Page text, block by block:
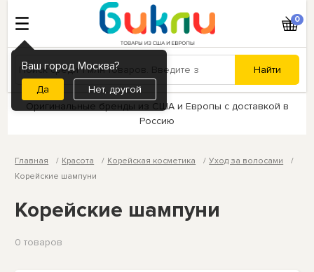
Ваш город Москва?
Нет, другой
0
Оригинальные бренды из США и Европы с доставкой в
Россию
Главная Красота Корейская косметика
Уход за волосами
Корейские шампуни
Корейские шампуни
0 товаров